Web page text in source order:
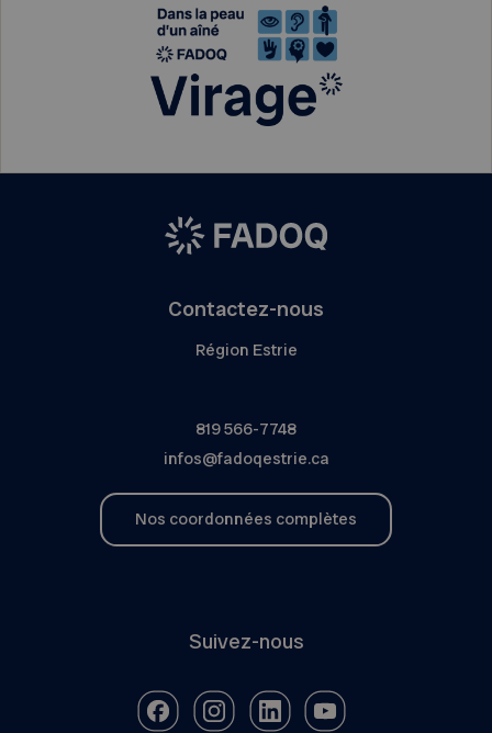
Contactez-nous
Région Estrie
819 566-7748
infos@fadoqestrie.ca
Nos coordonnées complètes
Suivez-nous